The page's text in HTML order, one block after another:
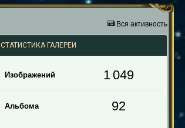
Вся активность
СТАТИСТИКА ГАЛЕРЕИ
Изображений 1 049
Альбома 92